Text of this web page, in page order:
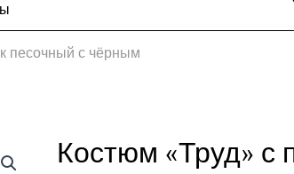
песочный с чёрным
Костюм «Труд» с